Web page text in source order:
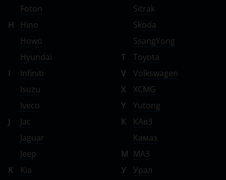
Foton
H
Hino
Howo
Hyundai
I
Infiniti
Isuzu
Iveco
J
Jac
Jaguar
Jeep
K
Kia
Sitrak
Skoda
SsangYong
T
Toyota
V
Volkswagen
X
XCMG
Y
Yutong
К
КАвЗ
Камаз
М МАЗ
У
Урал